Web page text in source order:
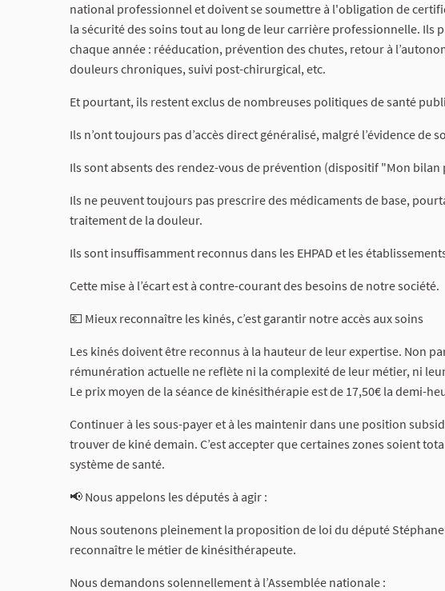
national professionnel et doivent se soumettre à l'obligation de
la sécurité des soins tout au long de leur carrière professionnelle. Ils
chaque année : rééducation, prévention des chutes, retour à
douleurs chroniques, suivi post-chirurgical, etc.
Et pourtant, ils restent exclus de nombreuses politiques de santé
Ils n’ont toujours pas d’accès direct généralisé, malgré l’évidence de
Ils sont absents des rendez-vous de prévention (dispositif "Mon
Ils ne peuvent toujours pas prescrire des médicaments de base,
traitement de la douleur.
Ils sont insuffisamment reconnus dans les EHPAD et les
Cette mise à l’écart est à contre-courant des besoins de notre société.
💶 Mieux reconnaître les kinés, c’est garantir notre accès aux soins
Les kinés doivent être reconnus à la hauteur de leur expertise. Non
rémunération actuelle ne reflète ni la complexité de leur métier, ni
Le prix moyen de la séance de kinésithérapie est de 17,50€ la demi-
Continuer à les sous-payer et à les maintenir dans une position
trouver de kiné demain. C’est accepter que certaines zones soient
système de santé.
📢 Nous appelons les députés à agir :
Nous soutenons pleinement la proposition de loi du député
reconnaître le métier de kinésithérapeute.
Nous demandons solennellement à l’Assemblée nationale :